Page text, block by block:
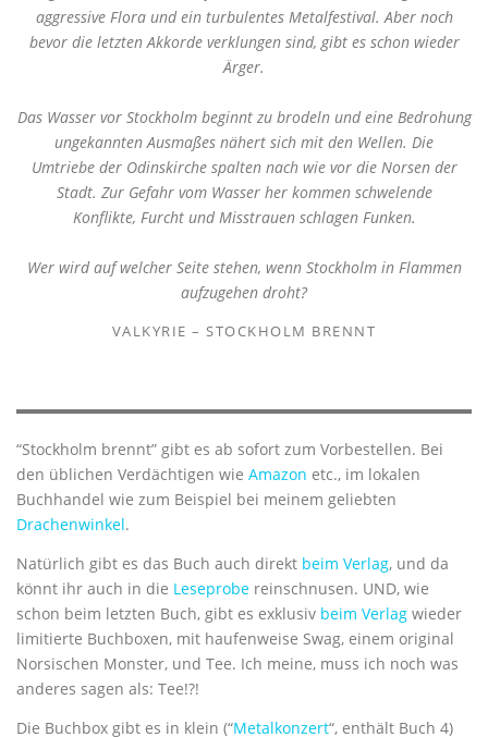
aggressive Flora und ein turbulentes Metalfestival. Aber noch
bevor die letzten Akkorde verklungen sind, gibt es schon wieder
Ärger.
Das Wasser vor Stockholm beginnt zu brodeln und eine Bedrohung
ungekannten Ausmaßes nähert sich mit den Wellen. Die
Umtriebe der Odinskirche spalten nach wie vor die Norsen der
Stadt. Zur Gefahr vom Wasser her kommen schwelende
Konflikte, Furcht und Misstrauen schlagen Funken.
Wer wird auf welcher Seite stehen, wenn Stockholm in Flammen
aufzugehen droht?
VALKYRIE – STOCKHOLM BRENNT
“Stockholm brennt” gibt es ab sofort zum Vorbestellen. Bei
den üblichen Verdächtigen wie Amazon etc., im lokalen
Buchhandel wie zum Beispiel bei meinem geliebten
Drachenwinkel.
Natürlich gibt es das Buch auch direkt beim Verlag, und da
könnt ihr auch in die Leseprobe reinschnusen. UND, wie
schon beim letzten Buch, gibt es exklusiv beim Verlag wieder
limitierte Buchboxen, mit haufenweise Swag, einem original
Norsischen Monster, und Tee. Ich meine, muss ich noch was
anderes sagen als: Tee!?!
Die Buchbox gibt es in klein (“Metalkonzert“, enthält Buch 4)